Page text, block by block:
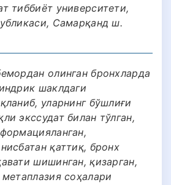
тиббиёт университети,
Самарқанд ш.
олинган бронхларда
шаклдаги
уларнинг бўшлиғи
экссудат билан тўлган,
қаттиқ, бронх
шишинган, қизарган,
соҳалари